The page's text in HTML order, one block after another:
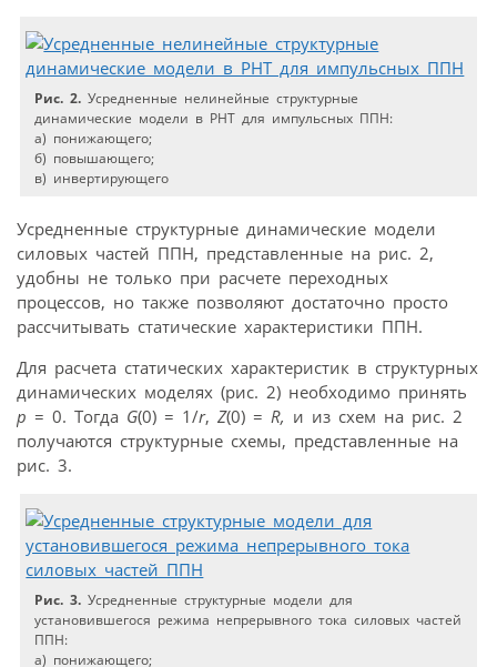
Рис. 2. Усредненные нелинейные структурные
динамические модели в РНТ для импульсных ППН:
а) понижающего;
б) повышающего;
в) инвертирующего
Усредненные структурные динамические модели
силовых частей ППН, представленные на рис. 2,
удобны не только при расчете переходных
процессов, но также позволяют достаточно просто
рассчитывать статические характеристики ППН.
Для расчета статических характеристик в структурных
динамических моделях (рис. 2) необходимо принять
p = 0. Тогда G(0) = 1/r, Z(0) = R, и из схем на рис. 2
получаются структурные схемы, представленные на
рис. 3.
Рис. 3. Усредненные структурные модели для
установившегося режима непрерывного тока силовых частей
ППН:
а) понижающего;